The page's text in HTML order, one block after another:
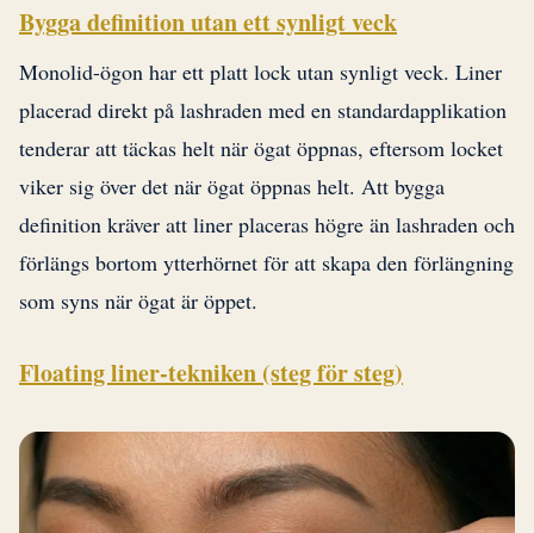
Bygga definition utan ett synligt veck
Monolid-ögon har ett platt lock utan synligt veck. Liner
placerad direkt på lashraden med en standardapplikation
tenderar att täckas helt när ögat öppnas, eftersom locket
viker sig över det när ögat öppnas helt. Att bygga
definition kräver att liner placeras högre än lashraden och
förlängs bortom ytterhörnet för att skapa den förlängning
som syns när ögat är öppet.
Floating liner-tekniken (steg för steg)